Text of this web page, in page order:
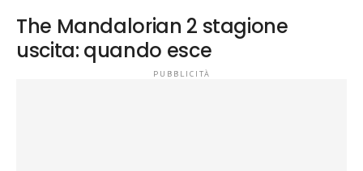
The Mandalorian 2 stagione
uscita: quando esce